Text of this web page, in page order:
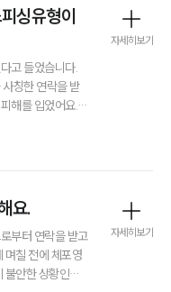
사
어
싱유형이
고 들었습니다.
칭한 연락을 받
해를 입었어요..
는지 궁금합니다.
자세히보기
요.
부터 연락을 받고
불안한 상황인데
자세히보기